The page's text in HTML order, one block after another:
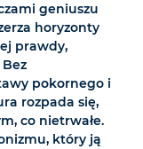
geniuszu
horyzonty
prawdy,
pokornego i
rozpada się,
co nietrwałe.
który ją